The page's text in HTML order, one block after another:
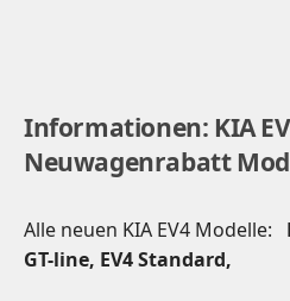
Informationen: KIA
Neuwagenrabatt
Alle neuen KIA EV4 Modelle:
GT-line, EV4 Standard,